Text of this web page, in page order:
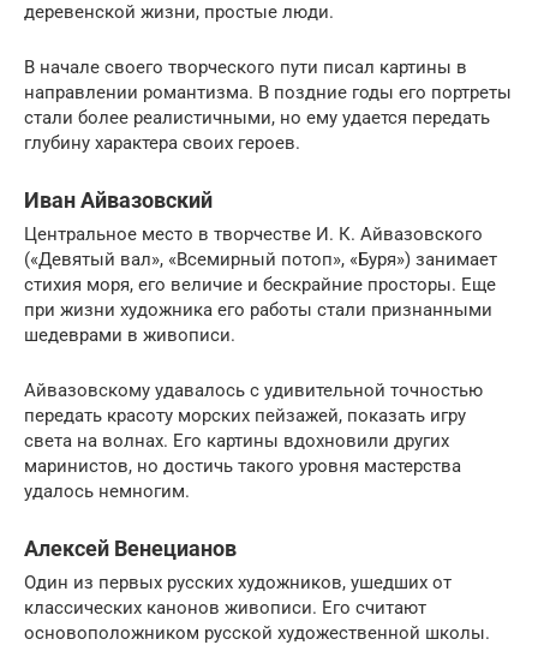
деревенской жизни, простые люди.
В начале своего творческого пути писал картины в
направлении романтизма. В поздние годы его портреты
стали более реалистичными, но ему удается передать
глубину характера своих героев.
Иван Айвазовский
Центральное место в творчестве И. К. Айвазовского
(«Девятый вал», «Всемирный потоп», «Буря») занимает
стихия моря, его величие и бескрайние просторы. Еще
при жизни художника его работы стали признанными
шедеврами в живописи.
Айвазовскому удавалось с удивительной точностью
передать красоту морских пейзажей, показать игру
света на волнах. Его картины вдохновили других
маринистов, но достичь такого уровня мастерства
удалось немногим.
Алексей Венецианов
Один из первых русских художников, ушедших от
классических канонов живописи. Его считают
основоположником русской художественной школы.